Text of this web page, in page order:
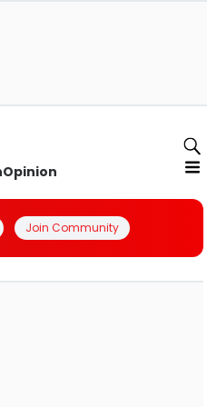
Opinion
Join Community